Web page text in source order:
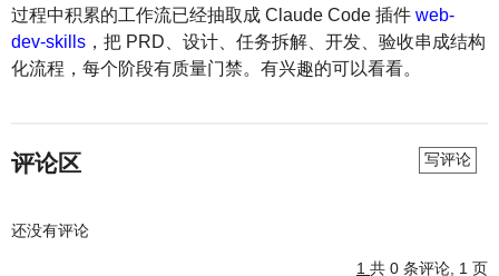
过程中积累的工作流已经抽取成 Claude Code 插件 web-
dev-skills ，把 PRD、设计、任务拆解、开发、验收串成结构
化流程，每个阶段有质量门禁。有兴趣的可以看看。
评论区 写评论
还没有评论
1 共 0 条评论, 1 页